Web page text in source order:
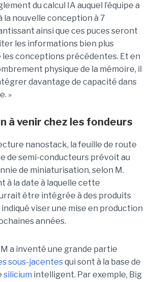
du calcul IA auquel l’équipe a
la nouvelle conception à 7
ainsi que ces puces seront
les informations bien plus
les conceptions précédentes. Et en
physique de la mémoire, il
davantage de capacité dans
»
à venir chez les fondeurs
nanostack, la feuille de route
de semi-conducteurs prévoit au
de miniaturisation, selon M.
à la date à laquelle cette
être intégrée à des produits
viser une mise en production
années.
a inventé une grande partie
sous-jacentesqui sont à la base de
silicium intelligent. Par exemple, Big